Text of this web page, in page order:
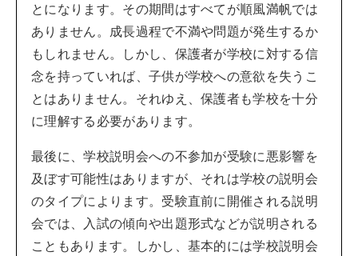
とになります。その期間はすべてが順風満帆では
ありません。成長過程で不満や問題が発生するか
もしれません。しかし、保護者が学校に対する信
念を持っていれば、子供が学校への意欲を失うこ
とはありません。それゆえ、保護者も学校を十分
に理解する必要があります。
最後に、学校説明会への不参加が受験に悪影響を
及ぼす可能性はありますが、それは学校の説明会
のタイプによります。受験直前に開催される説明
会では、入試の傾向や出題形式などが説明される
こともあります。しかし、基本的には学校説明会